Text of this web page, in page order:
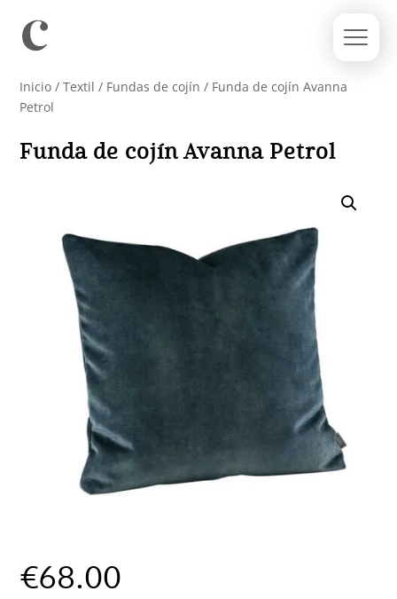
Inicio /Textil / Fundas de cojín / Funda de cojín Avanna
Petrol
Funda de cojín Avanna Petrol
€68.00